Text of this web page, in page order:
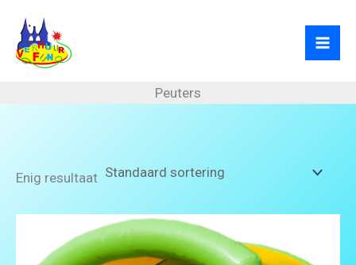
naar
Peuters
Enig resultaat